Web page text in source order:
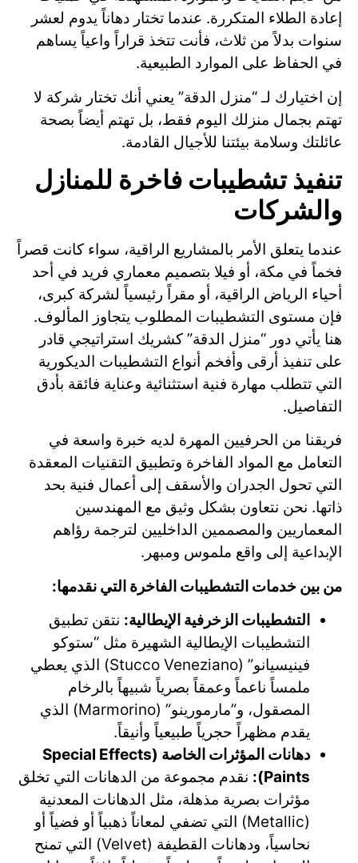
إعادة الطلاء المتكررة. عندما تختار دهاناً يدوم لعشر
سنوات بدلاً من ثلاث، فأنت تتخذ قراراً واعياً يساهم
في الحفاظ على الموارد الطبيعية.
إن اختيارك لـ “منزل الدقة” يعني أنك تختار شركة لا
تهتم بجمال منزلك اليوم فقط، بل تهتم أيضاً بصحة
عائلتك وسلامة بيئتنا للأجيال القادمة.
تنفيذ تشطيبات فاخرة للمنازل
والشركات
عندما يتعلق الأمر بالمشاريع الراقية، سواء كانت قصراً
فخماً في مكة، أو فيلا بتصميم معماري فريد في أحد
أحياء الرياض الراقية، أو مقراً رئيسياً لشركة كبرى،
فإن مستوى التشطيبات المطلوب يتجاوز المألوف.
هنا يأتي دور “منزل الدقة” كشريك استراتيجي قادر
على تنفيذ أرقى وأفخم أنواع التشطيبات الديكورية
التي تتطلب مهارة فنية استثنائية وعناية فائقة بأدق
التفاصيل.
فريقنا من الحرفيين المهرة لديه خبرة واسعة في
التعامل مع المواد الفاخرة وتطبيق التقنيات المعقدة
التي تحول الجدران والأسقف إلى أعمال فنية بحد
ذاتها. نحن نتعاون بشكل وثيق مع المهندسين
المعماريين والمصممين الداخليين لترجمة رؤاهم
الإبداعية إلى واقع ملموس ومبهر.
من بين خدمات التشطيبات الفاخرة التي نقدمها:
التشطيبات الزخرفية الإيطالية: نتقن تطبيق
التشطيبات الإيطالية الشهيرة مثل “ستوكو
فينيسيانو” (Stucco Veneziano) الذي يعطي
ملمساً ناعماً وعمقاً بصرياً شبيهاً بالرخام
المصقول، و”مارمورينو” (Marmorino) الذي
يقدم مظهراً حجرياً طبيعياً وأنيقاً.
دهانات المؤثرات الخاصة (Special Effects
Paints):
نقدم مجموعة من الدهانات التي تخلق
مؤثرات بصرية مذهلة، مثل الدهانات المعدنية
(Metallic) التي تضفي لمعاناً ذهبياً أو فضياً أو
نحاسياً، ودهانات القطيفة (Velvet) التي تمنح